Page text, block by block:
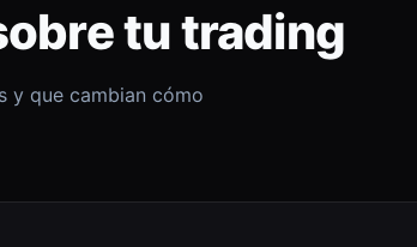
tu trading
y que cambian cómo